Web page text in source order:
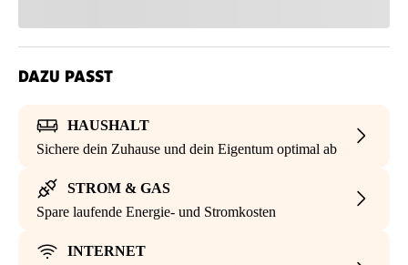
DAZU PASST
HAUSHALT
Sichere dein Zuhause und dein Eigentum optimal ab
STROM & GAS
Spare laufende Energie- und Stromkosten
INTERNET